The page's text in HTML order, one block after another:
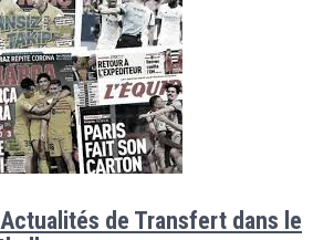
de Transfert dans le